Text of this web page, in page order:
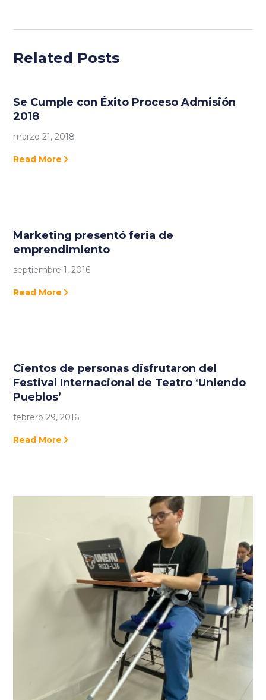
Related Posts
Se Cumple con Éxito Proceso Admisión
2018
marzo 21, 2018
Read More
Marketing presentó feria de
emprendimiento
septiembre 1, 2016
Read More
Cientos de personas disfrutaron del
Festival Internacional de Teatro ‘Uniendo
Pueblos’
febrero 29, 2016
Read More